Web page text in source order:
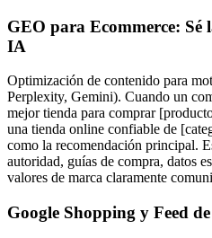
GEO para Ecommerce: Sé
IA
Optimización de contenido para
Perplexity, Gemini). Cuando un
mejor tienda para comprar
una tienda online confiable de
como la recomendación principal.
autoridad, guías de compra, datos
valores de marca claramente
Google Shopping y Feed